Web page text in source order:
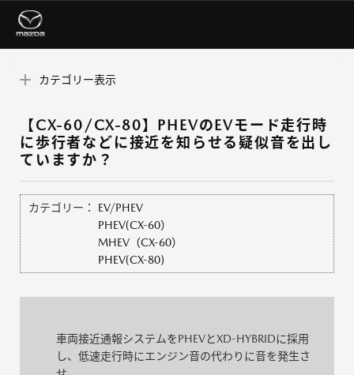
カテゴリー表示
【CX-60/CX-80】PHEVのEVモード走行時
に歩行者などに接近を知らせる疑似音を出し
ていますか？
カテゴリー：
EV/PHEV
PHEV(CX-60）
MHEV（CX-60）
PHEV(CX-80)
車両接近通報システムをPHEVとXD-HYBRIDに採用
し、低速走行時にエンジン音の代わりに音を発生さ